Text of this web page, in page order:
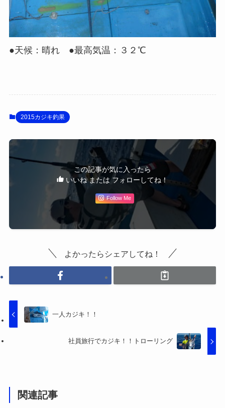
●天候：晴れ ●最高気温：３２℃
2015カジキ釣果
この記事が気に入ったら
いいね または フォローしてね！
Follow Me
よかったらシェアしてね！
一人カジキ！！
社員旅行でカジキ！！トローリング
関連記事